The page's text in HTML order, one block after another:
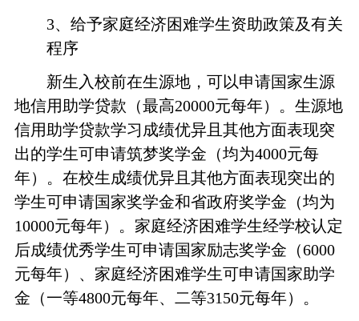
3、 给予家庭经济困难学生资助政策及有关
程序
新生入校前在生源地，可以申请国家生源
地信用助学贷款（最高20000元每年）。生源地
信用助学贷款学习成绩优异且其他方面表现突
出的学生可申请筑梦奖学金（均为4000元每
年）。在校生成绩优异且其他方面表现突出的
学生可申请国家奖学金和省政府奖学金（均为
10000元每年）。家庭经济困难学生经学校认定
后成绩优秀学生可申请国家励志奖学金（6000
元每年）、家庭经济困难学生可申请国家助学
金（一等4800元每年、二等3150元每年）。